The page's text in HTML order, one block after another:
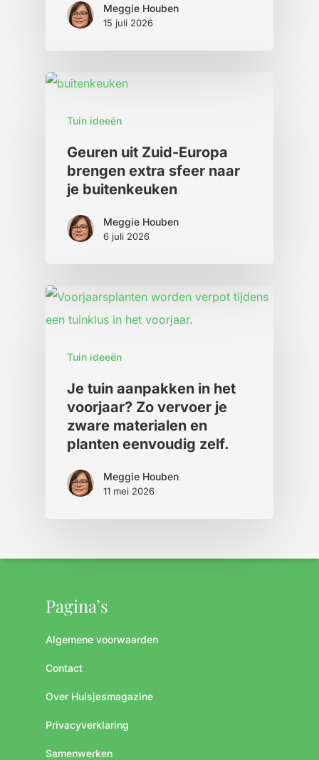
Meggie Houben
15 juli 2026
Tuin ideeën
Geuren uit Zuid-Europa
brengen extra sfeer naar
je buitenkeuken
Meggie Houben
6 juli 2026
Tuin ideeën
Je tuin aanpakken in het
voorjaar? Zo vervoer je
zware materialen en
planten eenvoudig zelf.
Meggie Houben
11 mei 2026
Pagina’s
Algemene voorwaarden
Contact
Over Huisjesmagazine
Privacyverklaring
Samenwerken